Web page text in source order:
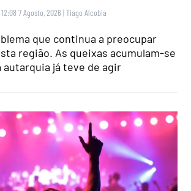
12:08 7 Agosto, 2026 |Tiago Alcobia
que continua a preocupar
região. As queixas acumulam-se
autarquia já teve de agir